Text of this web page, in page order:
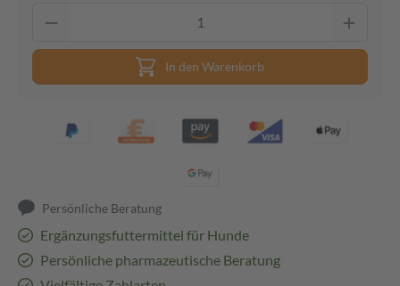
In den Warenkorb
Persönliche Beratung
Ergänzungsfuttermittel für Hunde
Persönliche pharmazeutische Beratung